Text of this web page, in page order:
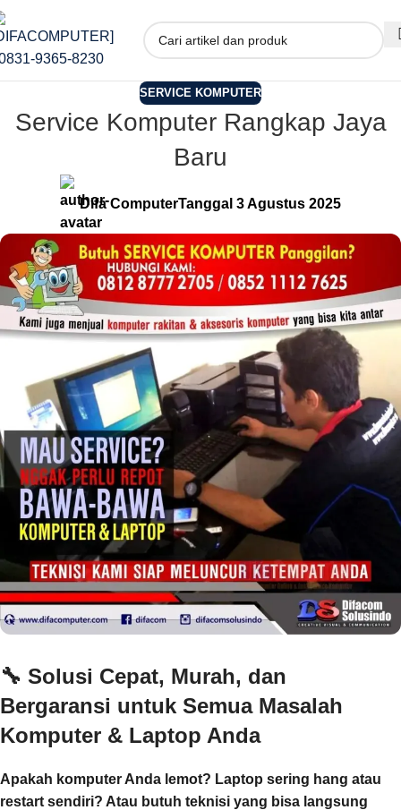
SERVICE KOMPUTER
Service Komputer Rangkap Jaya
Baru
Difa ComputerTanggal 3 Agustus 2025
🔧 Solusi Cepat, Murah, dan
Bergaransi untuk Semua Masalah
Komputer & Laptop Anda
Apakah komputer Anda lemot? Laptop sering hang atau
restart sendiri? Atau butuh teknisi yang bisa langsung